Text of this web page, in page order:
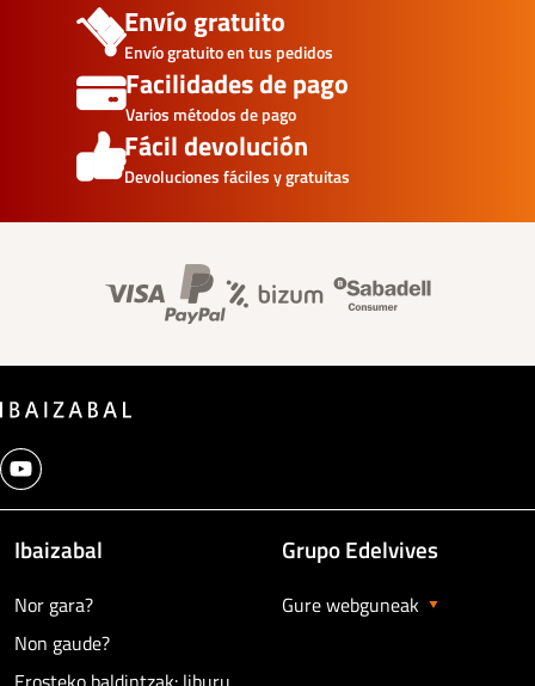
Envío gratuito
Envío gratuito en tus pedidos
Facilidades de pago
Varios métodos de pago
Fácil devolución
Devoluciones fáciles y gratuitas
Banner información
Ibaizabal
Nor gara?
Non gaude?
Grupo Edelvives
Gure webguneak